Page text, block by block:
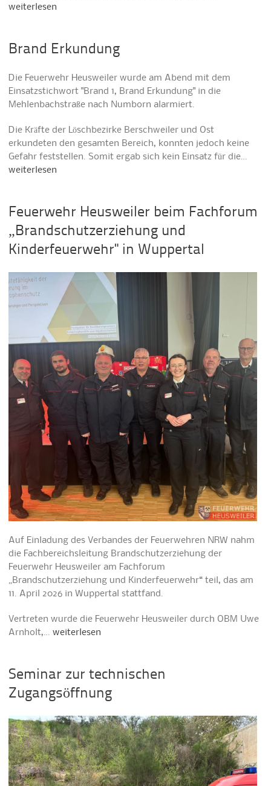
weiterlesen
Brand Erkundung
Die Feuerwehr Heusweiler wurde am Abend mit dem
Einsatzstichwort "Brand 1, Brand Erkundung" in die
Mehlenbachstraße nach Numborn alarmiert.
Die Kräfte der Löschbezirke Berschweiler und Ost
erkundeten den gesamten Bereich, konnten jedoch keine
Gefahr feststellen. Somit ergab sich kein Einsatz für die…
weiterlesen
Feuerwehr Heusweiler beim Fachforum
„Brandschutzerziehung und
Kinderfeuerwehr" in Wuppertal
Auf Einladung des Verbandes der Feuerwehren NRW nahm
die Fachbereichsleitung Brandschutzerziehung der
Feuerwehr Heusweiler am Fachforum
„Brandschutzerziehung und Kinderfeuerwehr“ teil, das am
11. April 2026 in Wuppertal stattfand.
Vertreten wurde die Feuerwehr Heusweiler durch OBM Uwe
Arnholt,…weiterlesen
Seminar zur technischen
Zugangsöffnung